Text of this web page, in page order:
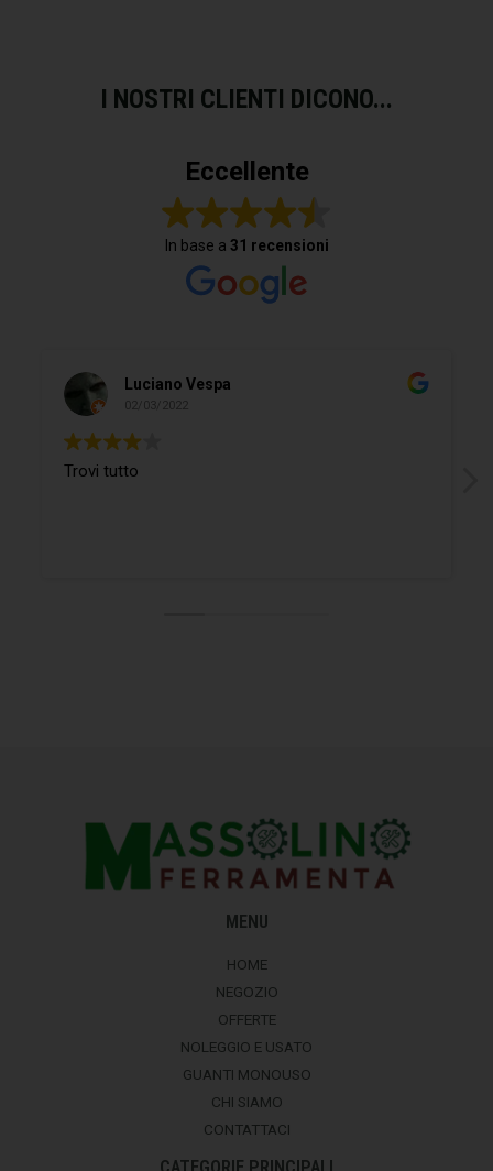
I NOSTRI CLIENTI DICONO...
Eccellente
In base a 31 recensioni
Luciano Vespa
02/03/2022
Trovi tutto
MENU
HOME
NEGOZIO
OFFERTE
NOLEGGIO E USATO
GUANTI MONOUSO
CHI SIAMO
CONTATTACI